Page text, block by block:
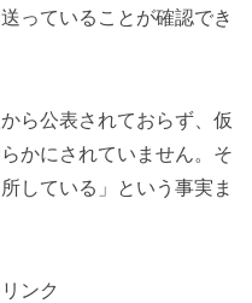
っていることが確認でき
ら公表されておらず、仮
かにされていません。そ
している」という事実ま
ンク